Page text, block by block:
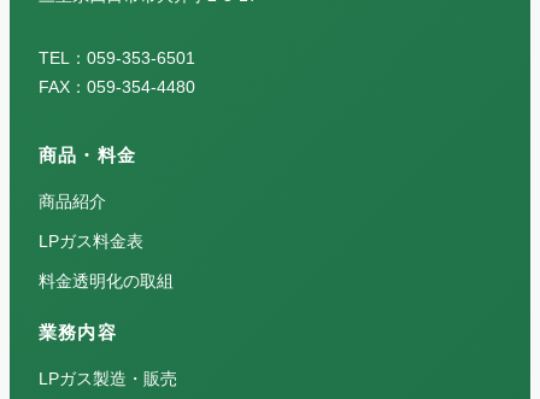
TEL：059-353-6501
FAX：059-354-4480
商品・料金
商品紹介
LPガス料金表
料金透明化の取組
業務内容
LPガス製造・販売